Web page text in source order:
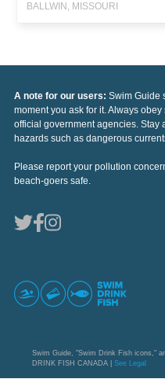
BALLWIN, MISSOURI
A note for our users: Swim Guide
moment you ask for it. Always
official government agencies. Stay
hazards such as dangerous
Please report your pollution
beach-goers safe.
Swim Guide, "Swim Drink Fish icons,"
DRINK FISH CANADA | See Legal